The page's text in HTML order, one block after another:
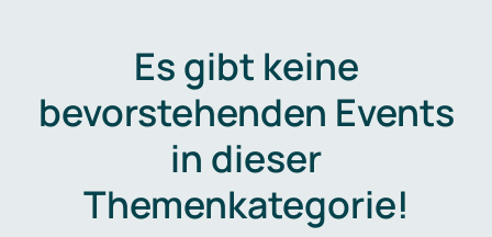
Es gibt keine
bevorstehenden Events
in dieser
Themenkategorie!